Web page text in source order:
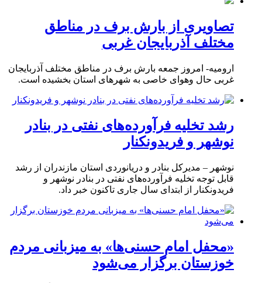
تصاویری از بارش برف در مناطق
مختلف آذربایجان غربی
ارومیه- امروز جمعه بارش برف در مناطق مختلف آذربایجان
غربی حال وهوای خاصی به شهرهای استان بخشیده است.
رشد تخلیه فرآورده‌های نفتی در بنادر
نوشهر و فریدونکنار
نوشهر – مدیرکل بنادر و دریانوردی استان مازندران از رشد
قابل توجه تخلیه فرآورده‌های نفتی در بنادر نوشهر و
فریدونکنار از ابتدای سال جاری تاکنون خبر داد.
«محفل امام حسنی‌ها» به میزبانی مردم
خوزستان برگزار می‌شود